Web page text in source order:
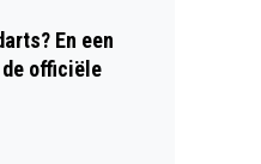
En een
officiële